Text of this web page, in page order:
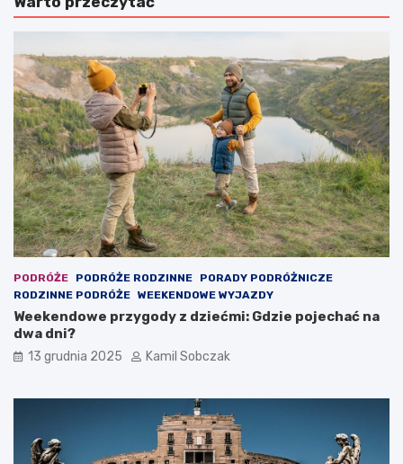
a
z
d
z
i
e
ć
m
i
:
N
a
j
l
e
p
s
z
e
i
j
i
n
z
d
z
i
e
c
k
i
e
m
:
C
o
r
o
b
w
e
PODRÓŻE PODRÓŻE RODZINNE
PORADY PODRÓŻNICZE
RODZINNE PODRÓŻE WEEKENDOWE WYJAZDY
Weekendowe przygody z dziećmi: Gdzie pojechać na
dwa dni?
13 grudnia 2025 Kamil Sobczak